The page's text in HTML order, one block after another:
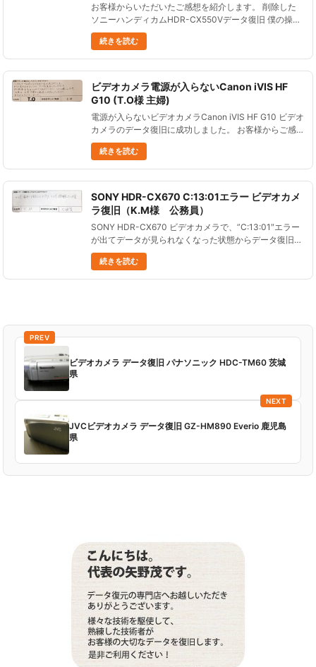
お客様からいただいたご感想を紹介します。 削除した
ソニーハンディカムHDR-CX550Vデータ復旧 僕の操作
ミスにより、生まれて初めての長女の沐浴動画をはじめ
大切な動画をすべて（内蔵データ）のメモリーを消去し
てしまい ......
続きを読む
ビデオカメラ電源が入らないCanon iVIS HF
G10 (T.O様 主婦)
電源が入らないビデオカメラCanon iVIS HF G10 ビデオ
カメラのデータ復旧に成功しました。 お客様からご感
想をいただきましたので、ご紹介します。 バックアッ
プする前にビデオカメラを水没させてしま......
続きを読む
SONY HDR-CX670 C:13:01エラー ビデオカメ
ラ復旧（K.M様 公務員）
SONY HDR-CX670 ビデオカメラで、”C:13:01″エラー
が出てデータが見られなくなった状態からデータ復旧に
成功しました。 お客様からご感想をいただきましたの
で、ご紹介します。 SON......
続きを読む
PREV
ビデオカメラ データ復旧 パナソニック HDC-TM60 茨城
県
NEXT
JVCビデオカメラ データ復旧 GZ-HM890 Everio 鹿児島
県